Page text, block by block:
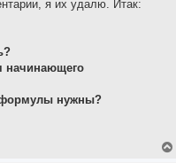
я их удалю. Итак:
начинающего
формулы нужны?